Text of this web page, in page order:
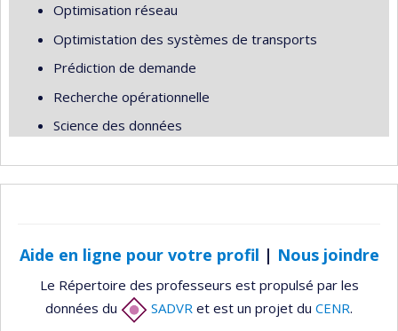
Optimisation réseau
Optimistation des systèmes de transports
Prédiction de demande
Recherche opérationnelle
Science des données
Aide en ligne pour votre profil | Nous joindre
Le Répertoire des professeurs est propulsé par les
données du
SADVR et est un projet du CENR.